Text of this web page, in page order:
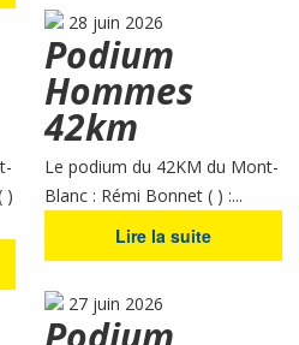
)
28 juin 2026
Podium
Hommes
42km
Le podium du 42KM du Mont-
Blanc : Rémi Bonnet ( ) :...
Lire la suite
27 juin 2026